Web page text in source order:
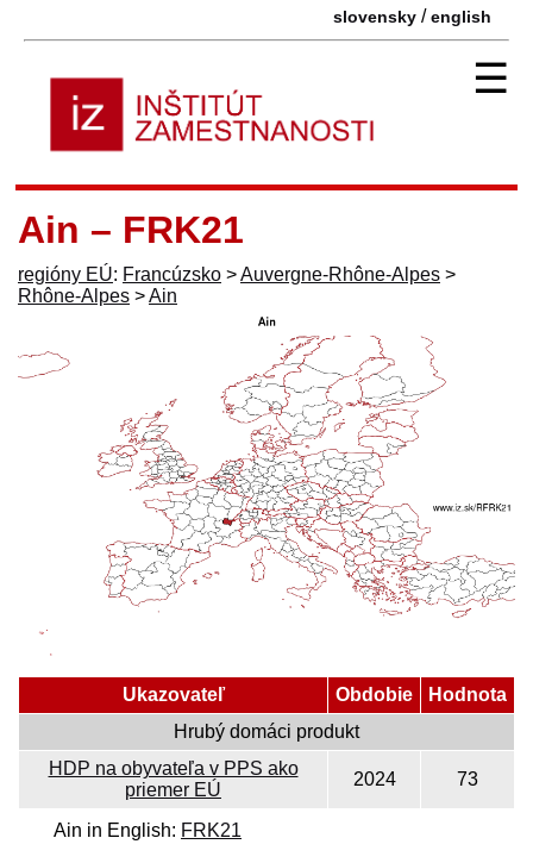
slovensky /english
☰
Ain – FRK21
regióny EÚ: Francúzsko >Auvergne-Rhône-Alpes >
Rhône-Alpes >Ain
Ukazovateľ Obdobie
Hodnota
Hrubý domáci produkt
HDP na obyvateľa v PPS ako
priemer EÚ
2024 73
Ain in English: FRK21